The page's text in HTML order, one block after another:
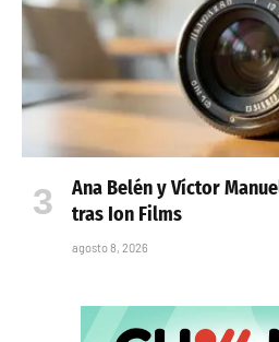
Ana Belén y Víctor
tras Ion Films
agosto 8, 2026